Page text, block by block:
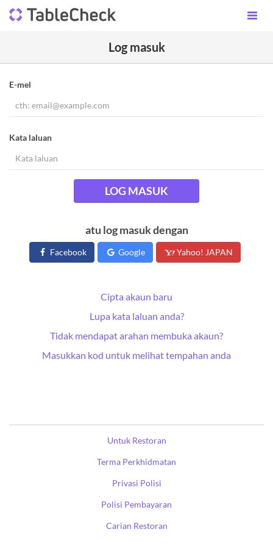
Log masuk
E-mel
Kata laluan
LOG MASUK
atu log masuk dengan
Facebook Google Yahoo! JAPAN
Cipta akaun baru
Lupa kata laluan anda?
Tidak mendapat arahan membuka akaun?
Masukkan kod untuk melihat tempahan anda
Untuk Restoran
Terma Perkhidmatan
Privasi Polisi
Polisi Pembayaran
Carian Restoran